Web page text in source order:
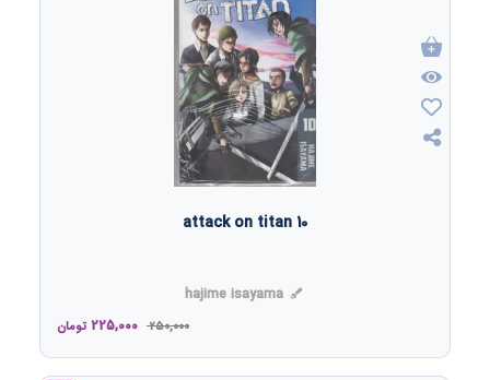
attack on titan 10
hajime isayama
250,000
225,000 تومان